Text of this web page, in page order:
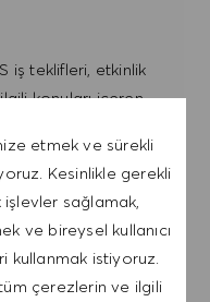
etmek ve sürekli
Kesinlikle gerekli
sağlamak,
ve bireysel kullanıcı
kullanmak istiyoruz.
çerezlerin ve ilgili
iş teklifleri, etkinlik
konuları içeren
her e-
Kişisel verilerimin
olarak